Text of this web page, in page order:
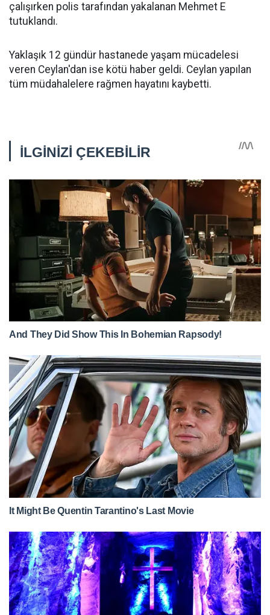
çalışırken polis tarafından yakalanan Mehmet E
tutuklandı.
Yaklaşık 12 gündür hastanede yaşam mücadelesi
veren Ceylan'dan ise kötü haber geldi. Ceylan yapılan
tüm müdahalelere rağmen hayatını kaybetti.